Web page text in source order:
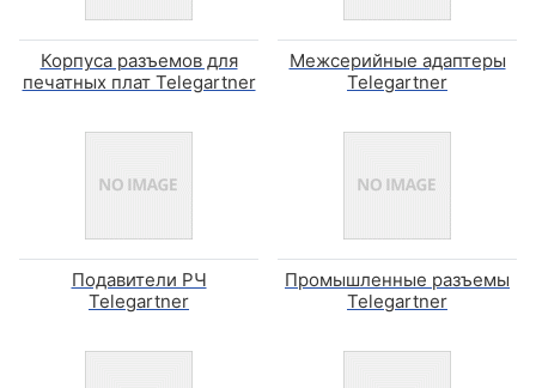
Корпуса разъемов для
печатных плат Telegartner
Межсерийные адаптеры
Telegartner
Подавители РЧ
Telegartner
Промышленные разъемы
Telegartner